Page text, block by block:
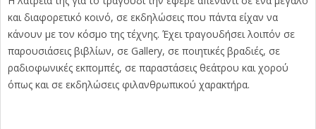
και διαφορετικό κοινό, σε εκδηλώσεις που πάντα είχαν να
κάνουν με τον κόσμο της τέχνης. Έχει τραγουδήσει λοιπόν σε
παρουσιάσεις βιβλίων, σε Gallery, σε ποιητικές βραδιές, σε
ραδιοφωνικές εκπομπές, σε παραστάσεις θεάτρου και χορού
όπως και σε εκδηλώσεις φιλανθρωπικού χαρακτήρα.